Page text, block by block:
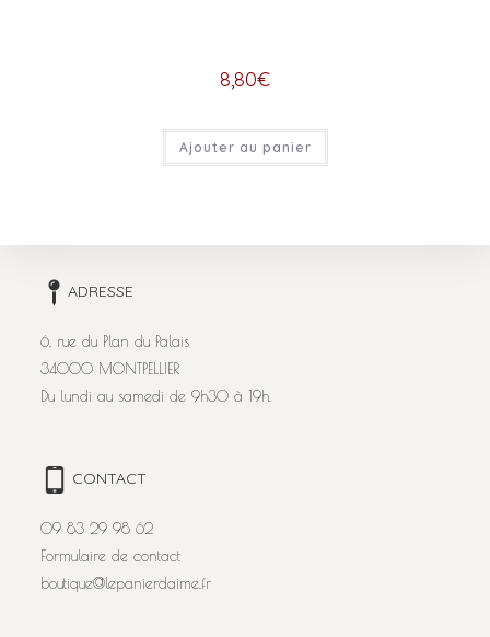
8,80€
Ajouter au panier
ADRESSE
6, rue du Plan du Palais
34000 MONTPELLIER
Du lundi au samedi de 9h30 à 19h.
CONTACT
09 83 29 98 62
Formulaire de contact
boutique@lepanierdaime.fr